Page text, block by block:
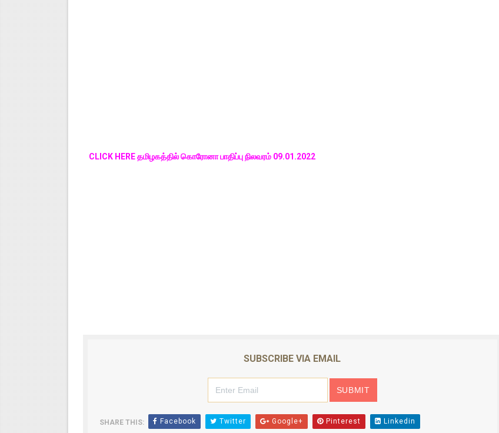
CLICK HERE தமிழகத்தில் கொரோனா பாதிப்பு நிலவரம் 09.01.2022
SUBSCRIBE VIA EMAIL
SHARE THIS: Facebook Twitter Google+ Pinterest Linkedin